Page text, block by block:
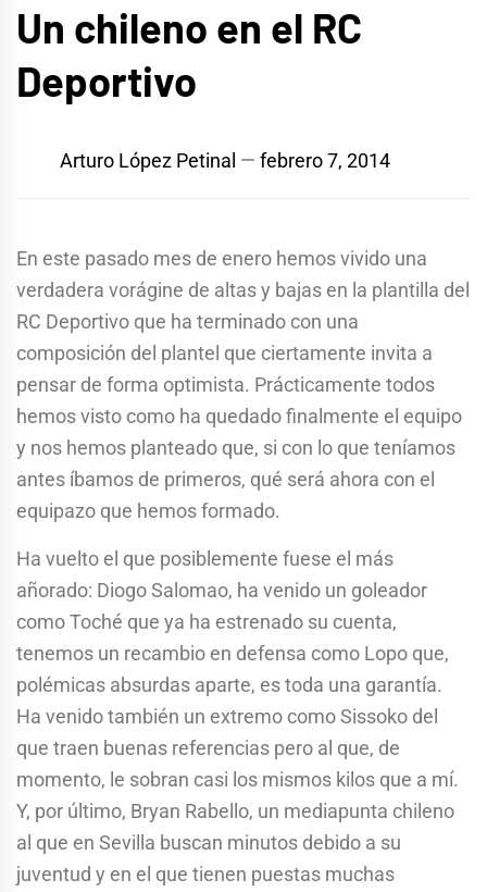
Un chileno en el RC
Deportivo
Arturo López Petinal febrero 7, 2014
En este pasado mes de enero hemos vivido una
verdadera vorágine de altas y bajas en la plantilla del
RC Deportivo que ha terminado con una
composición del plantel que ciertamente invita a
pensar de forma optimista. Prácticamente todos
hemos visto como ha quedado finalmente el equipo
y nos hemos planteado que, si con lo que teníamos
antes íbamos de primeros, qué será ahora con el
equipazo que hemos formado.
Ha vuelto el que posiblemente fuese el más
añorado: Diogo Salomao, ha venido un goleador
como Toché que ya ha estrenado su cuenta,
tenemos un recambio en defensa como Lopo que,
polémicas absurdas aparte, es toda una garantía.
Ha venido también un extremo como Sissoko del
que traen buenas referencias pero al que, de
momento, le sobran casi los mismos kilos que a mí.
Y, por último, Bryan Rabello, un mediapunta chileno
al que en Sevilla buscan minutos debido a su
juventud y en el que tienen puestas muchas